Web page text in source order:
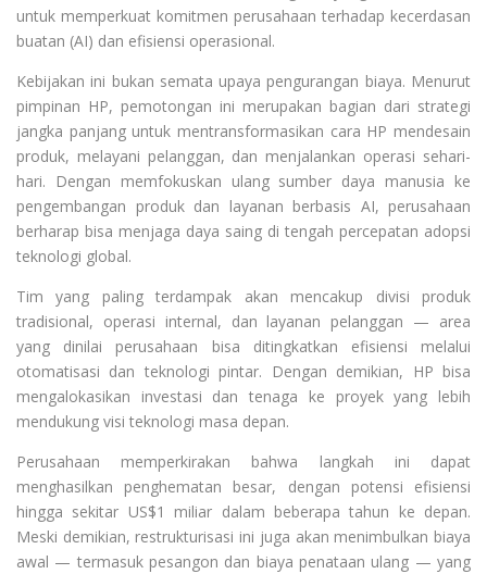
untuk memperkuat komitmen perusahaan terhadap kecerdasan
buatan (AI) dan efisiensi operasional.
Kebijakan ini bukan semata upaya pengurangan biaya. Menurut
pimpinan HP, pemotongan ini merupakan bagian dari strategi
jangka panjang untuk mentransformasikan cara HP mendesain
produk, melayani pelanggan, dan menjalankan operasi sehari-
hari. Dengan memfokuskan ulang sumber daya manusia ke
pengembangan produk dan layanan berbasis AI, perusahaan
berharap bisa menjaga daya saing di tengah percepatan adopsi
teknologi global.
Tim yang paling terdampak akan mencakup divisi produk
tradisional, operasi internal, dan layanan pelanggan — area
yang dinilai perusahaan bisa ditingkatkan efisiensi melalui
otomatisasi dan teknologi pintar. Dengan demikian, HP bisa
mengalokasikan investasi dan tenaga ke proyek yang lebih
mendukung visi teknologi masa depan.
Perusahaan memperkirakan bahwa langkah ini dapat
menghasilkan penghematan besar, dengan potensi efisiensi
hingga sekitar US$1 miliar dalam beberapa tahun ke depan.
Meski demikian, restrukturisasi ini juga akan menimbulkan biaya
awal — termasuk pesangon dan biaya penataan ulang — yang